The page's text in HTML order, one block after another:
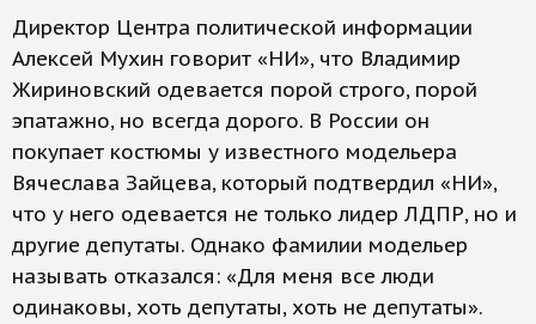
Директор Центра политической информации
Алексей Мухин говорит «НИ», что Владимир
Жириновский одевается порой строго, порой
эпатажно, но всегда дорого. В России он
покупает костюмы у известного модельера
Вячеслава Зайцева, который подтвердил «НИ»,
что у него одевается не только лидер ЛДПР, но и
другие депутаты. Однако фамилии модельер
называть отказался: «Для меня все люди
одинаковы, хоть депутаты, хоть не депутаты».